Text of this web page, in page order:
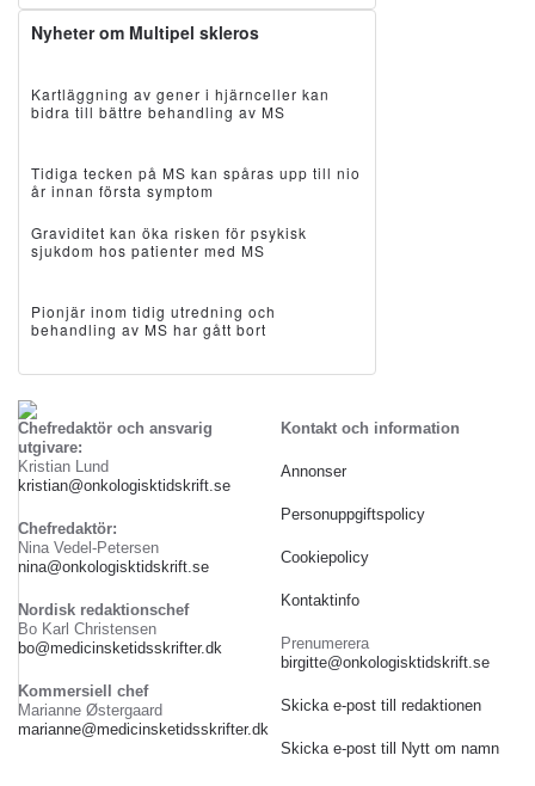
Nyheter om Multipel skleros
Kartläggning av gener i hjärnceller kan
bidra till bättre behandling av MS
Tidiga tecken på MS kan spåras upp till nio
år innan första symptom
Graviditet kan öka risken för psykisk
sjukdom hos patienter med MS
Pionjär inom tidig utredning och
behandling av MS har gått bort
Chefredaktör och ansvarig
utgivare:
Kristian Lund
kristian@onkologisktidskrift.se
Chefredaktör:
Nina Vedel-Petersen
nina@onkologisktidskrift.se
Nordisk redaktionschef
Bo Karl Christensen
bo@medicinsketidsskrifter.dk
Kommersiell chef
Marianne Østergaard
marianne@medicinsketidsskrifter.dk
Kontakt och information
Annonser
Personuppgiftspolicy
Cookiepolicy
Kontaktinfo
Prenumerera
birgitte@onkologisktidskrift.se
Skicka e-post till redaktionen
Skicka e-post till Nytt om namn